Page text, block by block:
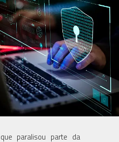
paralisou parte da